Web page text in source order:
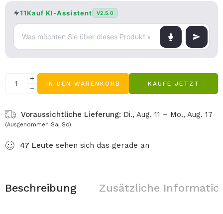
11Kauf KI-Assistent V2.5.0
IN DEN WARENKORB KAUFE JETZT
Voraussichtliche Lieferung: Di., Aug. 11 – Mo., Aug. 17
(Ausgenommen Sa, So)
47 Leute sehen sich das gerade an
Beschreibung Zusätzliche